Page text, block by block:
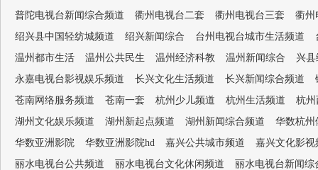
普陀电视台新闻综合频道
衢州电视台二套 衢州电视台三套
衢州
绍兴县中国轻纺城频道
绍兴新闻综合 台州电视台城市生活频道
温州都市生活
温州公共民生 温州经济科教 温州新闻综合
兴
永嘉电视台影视娱乐频道
长兴文化生活频道 长兴新闻综合频道
苍南网络服务频道
苍南一套 杭州少儿频道 杭州生活频道
杭州
湖州文化娱乐频道
湖州新起点频道 湖州新闻综合频道
华数杭州
华数亚洲影院
华数亚洲影院hd 嘉兴公共城市频道
嘉兴文化影视
丽水电视台公共频道
丽水电视台文化休闲频道
丽水电视台新闻综